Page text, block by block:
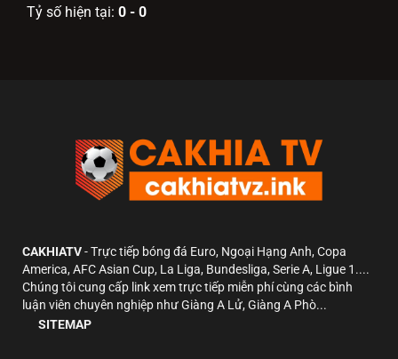
Tỷ số hiện tại: 0 - 0
CAKHIATV- Trực tiếp bóng đá Euro, Ngoại Hạng Anh, Copa
America, AFC Asian Cup, La Liga, Bundesliga, Serie A, Ligue 1....
Chúng tôi cung cấp link xem trực tiếp miễn phí cùng các bình
luận viên chuyên nghiệp như Giàng A Lử, Giàng A Phò...
SITEMAP